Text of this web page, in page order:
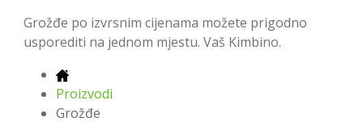
Grožđe po izvrsnim cijenama možete prigodno
usporediti na jednom mjestu. Vaš Kimbino.
Proizvodi
Grožđe